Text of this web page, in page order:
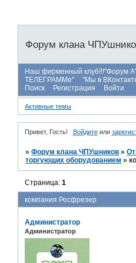
Форум клана
Наш фирменный клуб!!!"Форум
ТЕЛЕГРАММе"
"Мы в
Поиск
Регистрация Войти
Активные темы
Привет, Гость! Войдитеили
»Форум клана ЧПУшников »
торгующих оборудованием »
компания Росфрезер
Страница:1
Администратор
Администратор